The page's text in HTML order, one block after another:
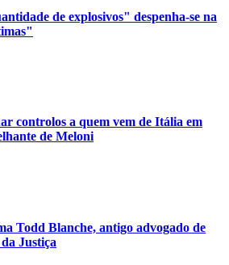
de explosivos" despenha-se na
controlos a quem vem de Itália em
de Meloni
Todd Blanche, antigo advogado de
Justiça